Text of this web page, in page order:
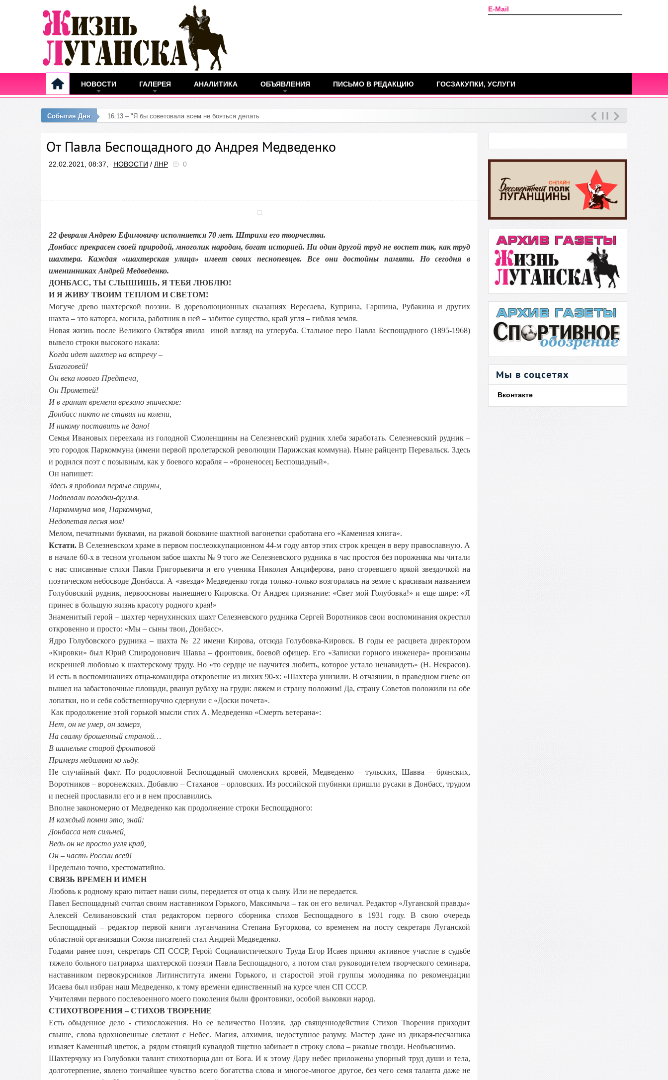
E-Mail
НОВОСТИ ГАЛЕРЕЯ АНАЛИТИКА ОБЪЯВЛЕНИЯ ПИСЬМО В РЕДАКЦИЮ ГОСЗАКУПКИ, УСЛУГИ
События Дня 16:13 – "Я бы советовала всем не бояться делать прививку от COVID-19", - работница
От Павла Беспощадного до Андрея Медведенко
22.02.2021, 08:37, НОВОСТИ / ЛНР 0
22 февраля Андрею Ефимовичу исполняется 70 лет. Штрихи его творчества.
Донбасс прекрасен своей природой, многолик народом, богат историей. Ни один другой труд не воспет так, как труд
шахтера. Каждая «шахтерская улица» имеет своих песнопевцев. Все они достойны памяти. Но сегодня в
именинниках Андрей Медведенко.
ДОНБАСС, ТЫ СЛЫШИШЬ, Я ТЕБЯ ЛЮБЛЮ!
И Я ЖИВУ ТВОИМ ТЕПЛОМ И СВЕТОМ!
Могуче древо шахтерской поэзии. В дореволюционных сказаниях Вересаева, Куприна, Гаршина, Рубакина и других
шахта – это каторга, могила, работник в ней – забитое существо, край угля – гиблая земля.
Новая жизнь после Великого Октября явила иной взгляд на углеруба. Стальное перо Павла Беспощадного (1895-1968)
вывело строки высокого накала:
Когда идет шахтер на встречу –
Благоговей!
Он века нового Предтеча,
Он Прометей!
И в гранит времени врезано эпическое:
Донбасс никто не ставил на колени,
И никому поставить не дано!
Семья Ивановых переехала из голодной Смоленщины на Селезневский рудник хлеба заработать. Селезневский рудник –
это городок Паркоммуна (имени первой пролетарской революции Парижская коммуна). Ныне райцентр Перевальск. Здесь
и родился поэт с позывным, как у боевого корабля – «броненосец Беспощадный».
Он напишет:
Здесь я пробовал первые струны,
Подпевали погодки-друзья.
Паркоммуна моя, Паркоммуна,
Недопетая песня моя!
Мелом, печатными буквами, на ржавой боковине шахтной вагонетки сработана его «Каменная книга».
Кстати. В Селезневском храме в первом послеоккупационном 44-м году автор этих строк крещен в веру православную. А
в начале 60-х в тесном угольном забое шахты № 9 того же Селезневского рудника в час простоя без порожняка мы читали
с нас списанные стихи Павла Григорьевича и его ученика Николая Анциферова, рано сгоревшего яркой звездочкой на
поэтическом небосводе Донбасса. А «звезда» Медведенко тогда только-только возгоралась на земле с красивым названием
Голубовский рудник, первоосновы нынешнего Кировска. От Андрея признание: «Свет мой Голубовка!» и еще шире: «Я
принес в большую жизнь красоту родного края!»
Знаменитый герой – шахтер чернухинских шахт Селезневского рудника Сергей Воротников свои воспоминания окрестил
откровенно и просто: «Мы – сыны твои, Донбасс».
Ядро Голубовского рудника – шахта № 22 имени Кирова, отсюда Голубовка-Кировск. В годы ее расцвета директором
«Кировки» был Юрий Спиродонович Шавва – фронтовик, боевой офицер. Его «Записки горного инженера» пронизаны
искренней любовью к шахтерскому труду. Но «то сердце не научится любить, которое устало ненавидеть» (Н. Некрасов).
И есть в воспоминаниях отца-командира откровение из лихих 90-х: «Шахтера унизили. В отчаянии, в праведном гневе он
вышел на забастовочные площади, рванул рубаху на груди: ляжем и страну положим! Да, страну Советов положили на обе
лопатки, но и себя собственноручно сдернули с «Доски почета».
Как продолжение этой горькой мысли стих А. Медведенко «Смерть ветерана»:
Нет, он не умер, он замерз,
На свалку брошенный страной…
В шинельке старой фронтовой
Примерз медалями ко льду.
Не случайный факт. По родословной Беспощадный смоленских кровей, Медведенко – тульских, Шавва – брянских,
Воротников – воронежских. Добавлю – Стаханов – орловских. Из российской глубинки пришли русаки в Донбасс, трудом
и песней прославили его и в нем прославились.
Вполне закономерно от Медведенко как продолжение строки Беспощадного:
И каждый помни это, знай:
Донбасса нет сильней,
Ведь он не просто угля край,
Он – часть России всей!
Предельно точно, хрестоматийно.
СВЯЗЬ ВРЕМЕН И ИМЕН
Любовь к родному краю питает наши силы, передается от отца к сыну. Или не передается.
Павел Беспощадный считал своим наставником Горького, Максимыча – так он его величал. Редактор «Луганской правды»
Алексей Селивановский стал редактором первого сборника стихов Беспощадного в 1931 году. В свою очередь
Беспощадный – редактор первой книги луганчанина Степана Бугоркова, со временем на посту секретаря Луганской
областной организации Союза писателей стал Андрей Медведенко.
Годами ранее поэт, секретарь СП СССР, Герой Социалистического Труда Егор Исаев принял активное участие в судьбе
тяжело больного патриарха шахтерской поэзии Павла Беспощадного, а потом стал руководителем творческого семинара,
наставником первокурсников Литинститута имени Горького, и старостой этой группы молодняка по рекомендации
Исаева был избран наш Медведенко, к тому времени единственный на курсе член СП СССР.
Учителями первого послевоенного моего поколения были фронтовики, особой выковки народ.
СТИХОТВОРЕНИЯ – СТИХОВ ТВОРЕНИЕ
Есть обыденное дело - стихосложения. Но ее величество Поэзия, дар священнодействия Стихов Творения приходит
свыше, слова вдохновенные слетают с Небес. Магия, алхимия, недоступное разуму. Мастер даже из дикаря-песчаника
изваяет Каменный цветок, а рядом стоящий кувалдой тщетно забивает в строку слова – ржавые гвозди. Необъяснимо.
Шахтерчуку из Голубовки талант стихотворца дан от Бога. И к этому Дару небес приложены упорный труд души и тела,
долготерпение, явлено тончайшее чувство всего богатства слова и многое-многое другое, без чего семя таланта даже не
Мы в соцсетях
Вконтакте